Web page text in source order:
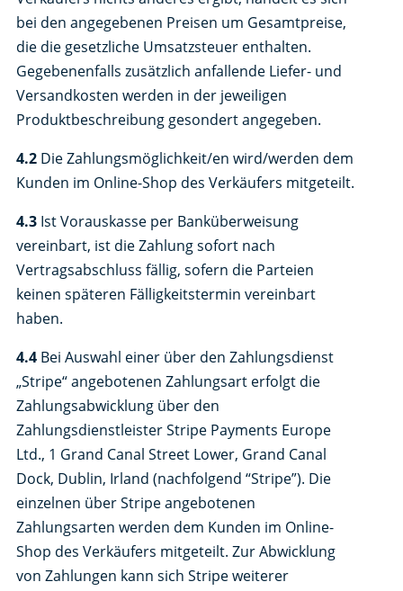
bei den angegebenen Preisen um Gesamtpreise,
die die gesetzliche Umsatzsteuer enthalten.
Gegebenenfalls zusätzlich anfallende Liefer- und
Versandkosten werden in der jeweiligen
Produktbeschreibung gesondert angegeben.
4.2Die Zahlungsmöglichkeit/en wird/werden dem
Kunden im Online-Shop des Verkäufers mitgeteilt.
4.3Ist Vorauskasse per Banküberweisung
vereinbart, ist die Zahlung sofort nach
Vertragsabschluss fällig, sofern die Parteien
keinen späteren Fälligkeitstermin vereinbart
haben.
4.4Bei Auswahl einer über den Zahlungsdienst
„Stripe“ angebotenen Zahlungsart erfolgt die
Zahlungsabwicklung über den
Zahlungsdienstleister Stripe Payments Europe
Ltd., 1 Grand Canal Street Lower, Grand Canal
Dock, Dublin, Irland (nachfolgend “Stripe”). Die
einzelnen über Stripe angebotenen
Zahlungsarten werden dem Kunden im Online-
Shop des Verkäufers mitgeteilt. Zur Abwicklung
von Zahlungen kann sich Stripe weiterer